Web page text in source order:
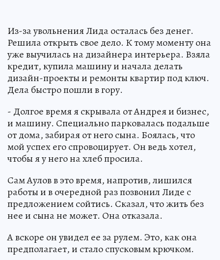
Из-за увольнения Лида осталась без денег.
Решила открыть свое дело. К тому моменту она
уже выучилась на дизайнера интерьера. Взяла
кредит, купила машину и начала делать
дизайн-проекты и ремонты квартир под ключ.
Дела быстро пошли в гору.
- Долгое время я скрывала от Андрея и бизнес,
и машину. Специально парковалась подальше
от дома, забирая от него сына. Боялась, что
мой успех его спровоцирует. Он ведь хотел,
чтобы я у него на хлеб просила.
Сам Аулов в это время, напротив, лишился
работы и в очередной раз позвонил Лиде с
предложением сойтись. Сказал, что жить без
нее и сына не может. Она отказала.
А вскоре он увидел ее за рулем. Это, как она
предполагает, и стало спусковым крючком.